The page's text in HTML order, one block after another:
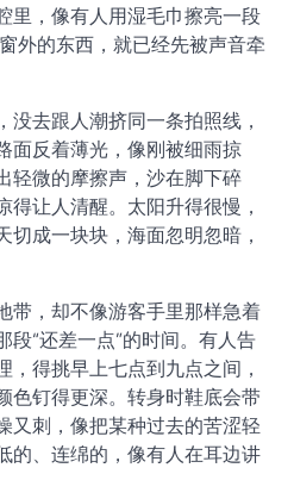
里，像有人用湿毛巾擦亮一段
的东西，就已经先被声音牵
去跟人潮挤同一条拍照线，
面反着薄光，像刚被细雨掠
轻微的摩擦声，沙在脚下碎
让人清醒。太阳升得很慢，
成一块块，海面忽明忽暗，
带，却不像游客手里那样急着
段“还差一点”的时间。有人告
得挑早上七点到九点之间，
色钉得更深。转身时鞋底会带
又刺，像把某种过去的苦涩轻
的、连绵的，像有人在耳边讲